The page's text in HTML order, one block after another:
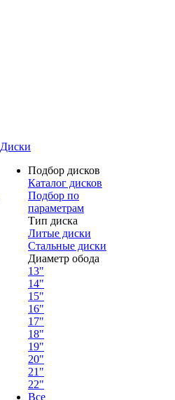
Диски
Подбор дисков
Каталог дисков
Подбор по
параметрам
Тип диска
Литые диски
Стальные диски
Диаметр обода
13"
14"
15"
16"
17"
18"
19"
20"
21"
22"
Все